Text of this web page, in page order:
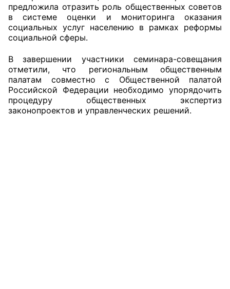
предложила отразить роль общественных советов
в системе оценки и мониторинга оказания
социальных услуг населению в рамках реформы
социальной сферы.
В завершении участники семинара-совещания
отметили, что региональным общественным
палатам совместно с Общественной палатой
Российской Федерации необходимо упорядочить
процедуру общественных экспертиз
законопроектов и управленческих решений.